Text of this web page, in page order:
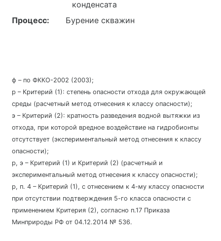
конденсата
Процесс:
Бурение скважин
ф – по ФККО-2002 (2003);
р – Критерий (1): степень опасности отхода для окружающей
среды (расчетный метод отнесения к классу опасности);
э – Критерий (2): кратность разведения водной вытяжки из
отхода, при которой вредное воздействие на гидробионты
отсутствует (экспериментальный метод отнесения к классу
опасности);
р, э – Критерий (1) и Критерий (2) (расчетный и
экспериментальный метод отнесения к классу опасности);
р, п. 4 – Критерий (1), с отнесением к 4-му классу опасности
при отсутствии подтверждения 5-го класса опасности с
применением Критерия (2), согласно п.17 Приказа
Минприроды РФ от 04.12.2014 № 536.